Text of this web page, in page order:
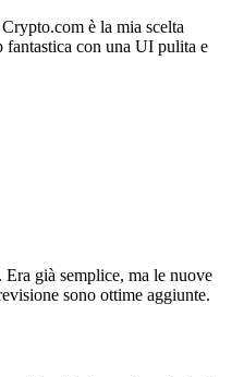
è la mia scelta
con una UI pulita e
già semplice, ma le nuove
sono ottime aggiunte.